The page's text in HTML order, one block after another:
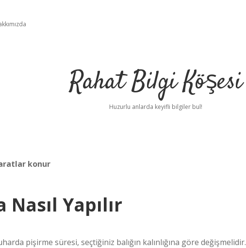
Rahat Bilgi Köşesi
Huzurlu anlarda keyifli bilgiler bul!
konur
Yapılır
pişirme süresi, seçtiğiniz balığın kalınlığına göre değişmelidir.